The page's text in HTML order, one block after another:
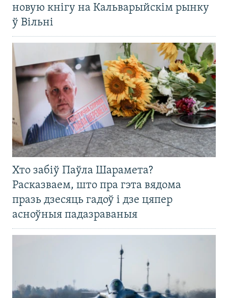
новую кнігу на Кальварыйскім рынку
ў Вільні
Хто забіў Паўла Шарамета?
Расказваем, што пра гэта вядома
празь дзесяць гадоў і дзе цяпер
асноўныя падазраваныя